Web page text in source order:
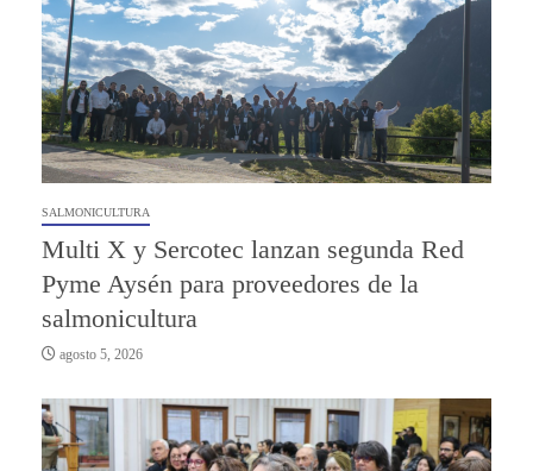
SALMONICULTURA
Multi X y Sercotec lanzan segunda Red
Pyme Aysén para proveedores de la
salmonicultura
agosto 5, 2026